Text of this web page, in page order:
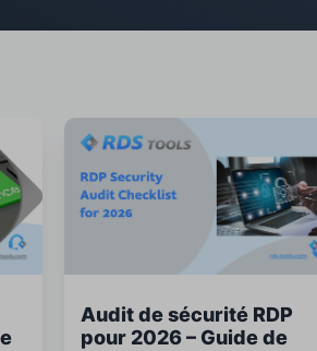
Audit de sécurité RDP
pour 2026 – Guide de